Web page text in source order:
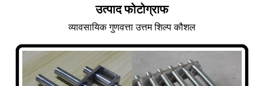
उत्पाद फोटोग्राफ
व्यावसायिक गुणवत्ता उत्तम शिल्प कौशल